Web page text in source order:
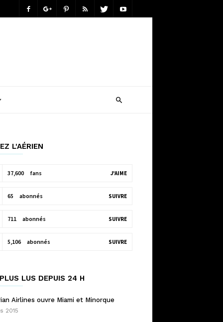
L'AÉRIEN
37,600 fans J'AIME
65 abonnés SUIVRE
711 abonnés SUIVRE
5,106 abonnés SUIVRE
LUS DEPUIS 24 H
Airlines ouvre Miami et Minorque
2015